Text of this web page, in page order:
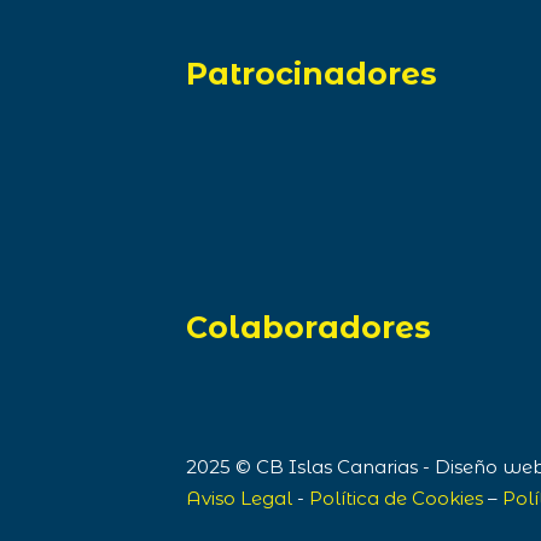
Patrocinadores
Colaboradores
2025 © CB Islas Canarias - Diseño
Aviso Legal - Política de Cookies –